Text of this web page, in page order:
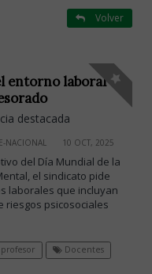
Volver
entorno laboral
destacada
NACIONAL 10 OCT, 2025
del Día Mundial de la
el sindicato pide
laborales que incluyan
riesgos psicosociales
Docentes